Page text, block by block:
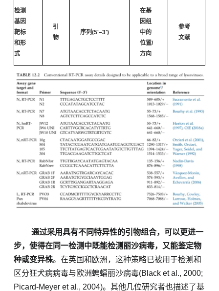
检测
基因
靶标
和形
式
引
物
序列(5'–3')
在基
因组
中的
位置/
方向
参考
文献
通过采用具有不同特异性的引物组合，可以更进一
步，使得在同一检测中既能检测丽沙病毒，又能鉴定物
种或变异株。在英国和欧洲，这种策略已被用于检测和
区分狂犬病病毒与欧洲蝙蝠丽沙病毒(Black et al., 2000;
Picard-Meyer et al., 2004)。其他几位研究者也描述了基